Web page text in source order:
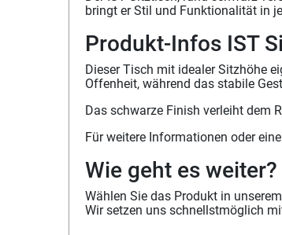
bringt er Stil und Funktionalität in
Produkt-Infos IST
Dieser Tisch mit idealer Sitzhöhe
Offenheit, während das stabile
Das schwarze Finish verleiht dem
Für weitere Informationen oder
Wie geht es weiter?
Wählen Sie das Produkt in
Wir setzen uns schnellstmöglich